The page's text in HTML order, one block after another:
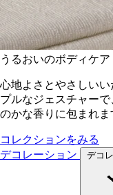
うるおいのボディケア
心地よさとやさしい
プルなジェスチャー
のかな香りに包まれま
コレクションをみる
デコレーション
デコ